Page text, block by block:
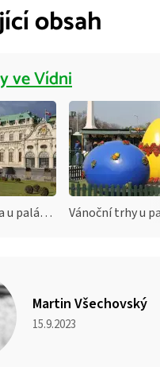
obsah
ve Vídni
Vánoční vesnička u paláce Belveder
Martin Všechovský
15.9.2023